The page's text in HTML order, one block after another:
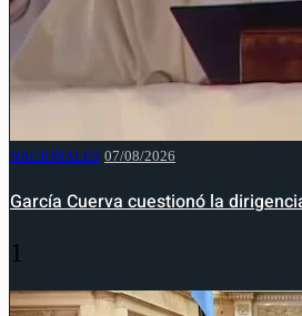
NACIONALES 07/08/2026
García Cuerva cuestionó la
1